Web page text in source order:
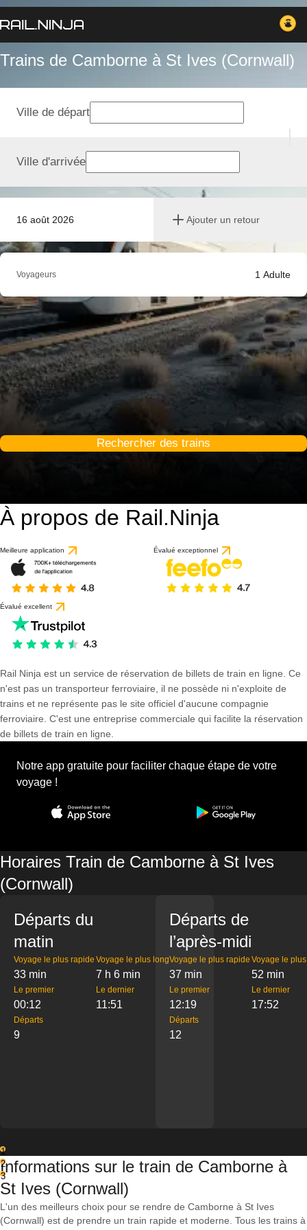
Trains de Camborne à St Ives (Cornwall)
16 août 2026 Ajouter un retour
Ville de départ
Ville d'arrivée
Voyageurs 1 Adulte
Rechercher des trains
À propos de Rail.Ninja
Meilleure application Évalué exceptionnel
Évalué excellent
Rail Ninja est un service de réservation de billets de train en ligne. Ce
n'est pas un transporteur ferroviaire, il ne possède ni n'exploite de
trains et ne représente pas le site officiel d'aucune compagnie
ferroviaire. C'est une entreprise commerciale qui facilite la réservation
de billets de train en ligne.
Notre app gratuite pour faciliter chaque étape de votre
voyage !
Horaires Train de Camborne à St Ives
(Cornwall)
Départs du
matin
Voyage le plus rapide
33 min
Voyage le plus long
7 h 6 min
Le premier
00:12
Le dernier
11:51
Départs
9
Départs de
l’après-midi
Voyage le plus rapide
37 min
Voyage le
52 min
Le premier
12:19
Le dernier
17:52
Départs
12
1
2
3
Informations sur le train de Camborne à
St Ives (Cornwall)
L'un des meilleurs choix pour se rendre de Camborne à St Ives
(Cornwall) est de prendre un train rapide et moderne. Tous les trains à